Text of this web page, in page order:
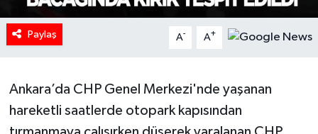
Paylaş A- A+
Ankara’da CHP Genel Merkezi'nde yaşanan
hareketli saatlerde otopark kapısından
Oyun
RESMİ İLANLAR